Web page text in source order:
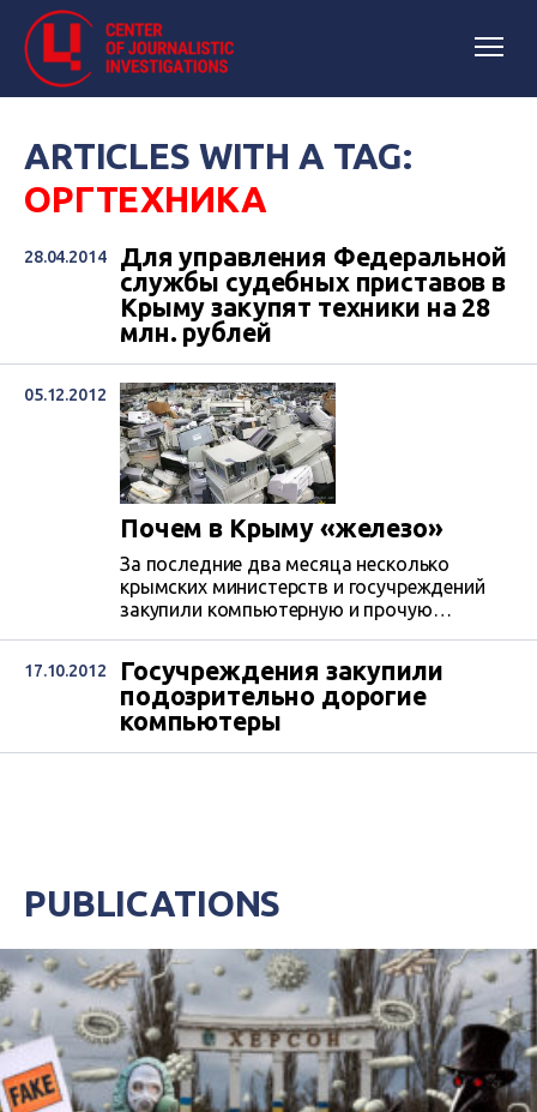
ARTICLES WITH A TAG:
ОРГТЕХНИКА
28.04.2014
Для управления Федеральной
службы судебных приставов в
Крыму закупят техники на 28
млн. рублей
05.12.2012
Почем в Крыму «железо»
За последние два месяца несколько
крымских министерств и госучреждений
закупили компьютерную и прочую
положительно сказаться на
эффективности работы чиновников и
качестве публичных услуг. Но некоторые
17.10.2012
Госучреждения закупили
подозрительно дорогие
компьютеры
PUBLICATIONS